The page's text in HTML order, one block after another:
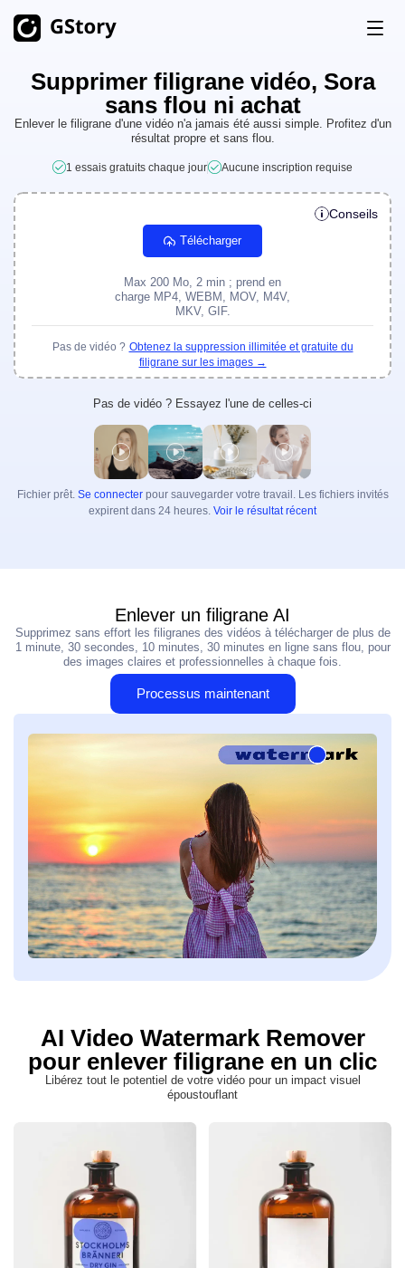
Produit
Génération IA
Image IA en vidéo
Générateur vidéo IA Illimité
Boîtes à outils vidéo
Traducteur vidéo
Créateur de clips AI
Suppression de l'arrière-plan vidéo
Suppression du filigrane vidéo Illimité
Amplificateur vidéo Illimité
Boîtes à outils photo
Suppression de l'arrière-plan des photos
Générateur de sous-titres automatique
Crédits gratuits
Histoire
Supprimer filigrane vidéo, Sora
sans flou ni achat
Enlever le filigrane d'une vidéo n'a jamais été aussi simple. Profitez d'un
résultat propre et sans flou.
1 essais gratuits chaque jour Aucune inscription requise
Télécharger
Max 200 Mo, 2 min ; prend en
charge MP4, WEBM, MOV, M4V,
MKV, GIF.
Conseils
Pas de vidéo ? Obtenez la suppression illimitée et gratuite du
filigrane sur les images →
Pas de vidéo ? Essayez l'une de celles-ci
Fichier prêt. Se connecterpour sauvegarder votre travail. Les fichiers invités
expirent dans 24 heures. Voir le résultat récent
Enlever un filigrane AI
Supprimez sans effort les filigranes des vidéos à télécharger de plus de
1 minute, 30 secondes, 10 minutes, 30 minutes en ligne sans flou, pour
des images claires et professionnelles à chaque fois.
Processus maintenant
AI Video Watermark Remover
pour enlever filigrane en un clic
Libérez tout le potentiel de votre vidéo pour un impact visuel
époustouflant